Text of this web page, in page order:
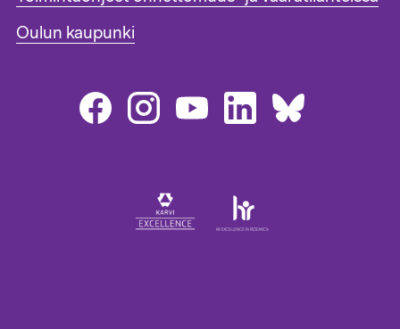
e
Oulun kaupunki